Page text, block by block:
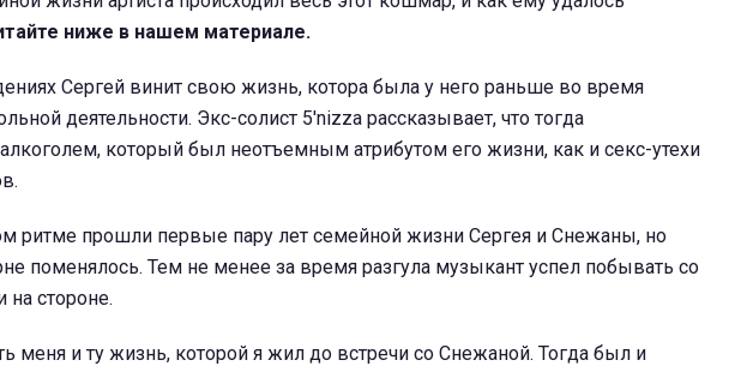
ниже в нашем материале.
Сергей винит свою жизнь, котора была у него раньше во время
деятельности. Экс-солист 5'nizza рассказывает, что тогда
который был неотъемным атрибутом его жизни, как и секс-утехи
ритме прошли первые пару лет семейной жизни Сергея и Снежаны, но
поменялось. Тем не менее за время разгула музыкант успел побывать со
стороне.
меня и ту жизнь, которой я жил до встречи со Снежаной. Тогда был и